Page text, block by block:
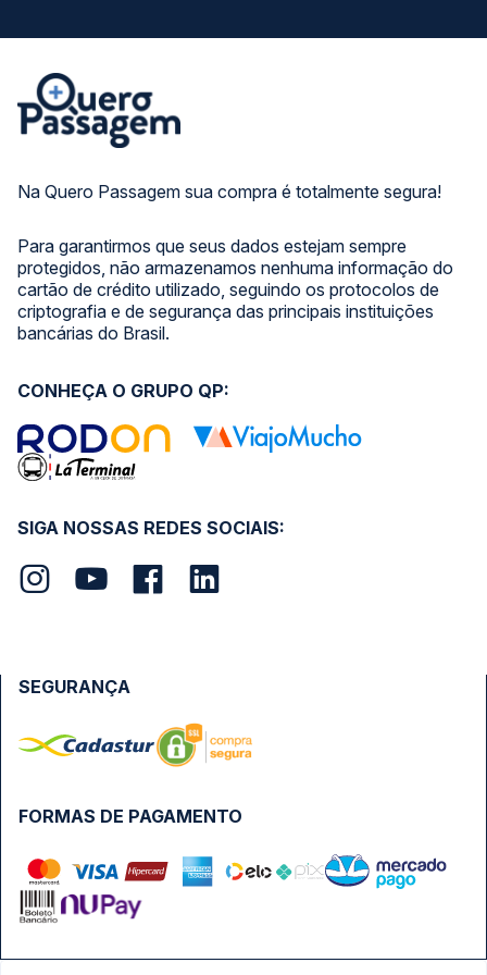
Na Quero Passagem sua compra é totalmente segura!
Para garantirmos que seus dados estejam sempre
protegidos, não armazenamos nenhuma informação do
cartão de crédito utilizado, seguindo os protocolos de
criptografia e de segurança das principais instituições
bancárias do Brasil.
SIGA NOSSAS REDES SOCIAIS:
CONHEÇA O GRUPO QP:
FORMAS DE PAGAMENTO
SEGURANÇA